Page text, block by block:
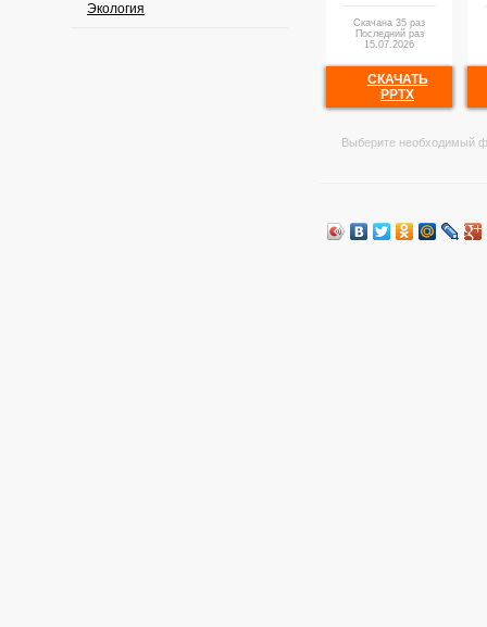
Экология
Скачана 35 раз
Последний раз
15.07.2026
СКАЧАТЬ
PPTX
Выберите необходимый